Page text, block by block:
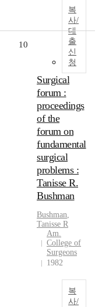
복
사/
대
출
신
청
10
Surgical
forum :
proceedings
of the
forum on
fundamental
surgical
problems :
Tanisse R.
Bushman
Bushman,
Tanisse R
Am.
College of
Surgeons
1982
복
사/